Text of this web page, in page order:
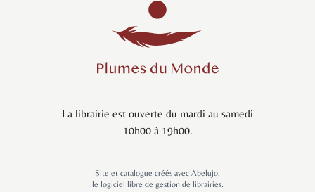
La librairie est ouverte du mardi au samedi
10h00 à 19h00.
Site et catalogue créés avec Abelujo,
le logiciel libre de gestion de librairies.